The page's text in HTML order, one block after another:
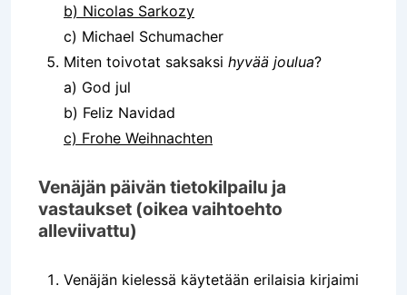
b) Nicolas Sarkozy
c) Michael Schumacher
Miten toivotat saksaksi hyvää joulua?
a) God jul
b) Feliz Navidad
c) Frohe Weihnachten
Venäjän päivän tietokilpailu ja
vastaukset (oikea vaihtoehto
alleviivattu)
Venäjän kielessä käytetään erilaisia kirjaimi